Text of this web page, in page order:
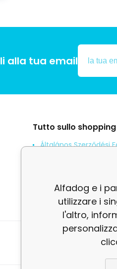
alla tua email
Tutto sullo shopping
Általános Szerződési
Személyes adatok
Kézbesítés
Alfadog e i
utilizzare i
l'altro,